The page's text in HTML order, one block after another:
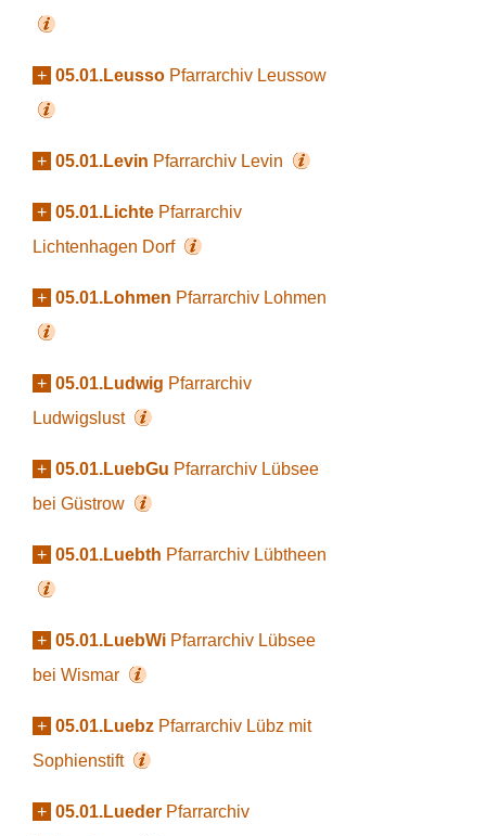
+ 05.01.Leusso Pfarrarchiv Leussow
+ 05.01.Levin Pfarrarchiv Levin
+ 05.01.Lichte Pfarrarchiv
Lichtenhagen Dorf
+ 05.01.Lohmen Pfarrarchiv Lohmen
+ 05.01.Ludwig Pfarrarchiv
Ludwigslust
+ 05.01.LuebGu Pfarrarchiv Lübsee
bei Güstrow
+ 05.01.Luebth Pfarrarchiv Lübtheen
+ 05.01.LuebWi Pfarrarchiv Lübsee
bei Wismar
+ 05.01.Luebz Pfarrarchiv Lübz mit
Sophienstift
+ 05.01.Lueder Pfarrarchiv